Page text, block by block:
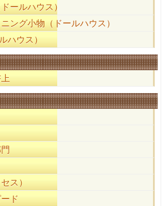
ールハウス）
ング小物（ドールハウス）
ハウス）
ス）
ド